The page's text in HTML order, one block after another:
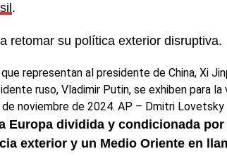
.
retomar su política exterior disruptiva.
representan al presidente de China, Xi
ruso, Vladimir Putin, se exhiben para la
noviembre de 2024. AP – Dmitri Lovetsky
Europa dividida y condicionada por
exterior y un Medio Oriente en